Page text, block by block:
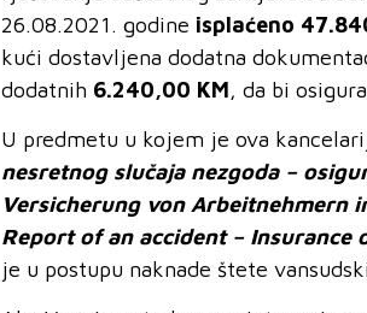
26.08.2021. godine isplaćeno
kući dostavljena dodatna
dodatnih 6.240,00 KM, da bi
U predmetu u kojem je ova
nesretnog slučaja nezgoda –
Versicherung von Arbeitnehmern
Report of an accident – Insurance
je u postupu naknade štete